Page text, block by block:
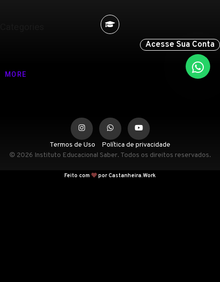
Acesse Sua Conta
MORE
Termos de Uso
Política de privacidade
© 2026 Instituto Educacional Saber. Todos os direitos reservados.
Feito com por Castanheira.Work